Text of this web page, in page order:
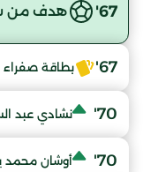
67' هدف من
67' بطاقة
70' نشادي عبد
70' أوشان محمد